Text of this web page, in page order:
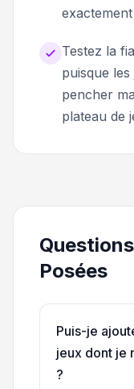
Testez la
puisque
pencher
plateau de
Posées
Puis-je
jeux dont je
?